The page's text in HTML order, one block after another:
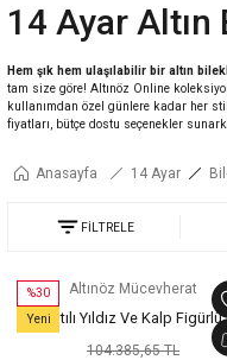
14 Ayar
Hem şık hem ulaşılabilir bir altın
tam size göre! Altınöz Online
kullanımdan özel günlere kadar her
fiyatları, bütçe dostu seçenekler
Anasayfa 14 Ayar
FİLTRELE
%30
Yeni
Altınöz Mücevherat
Sallantılı Yıldız Ve Kalp Figürlü
Yeşil Altın Bileklik
104.385,65 TL